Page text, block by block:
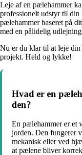
Leje af en pælehammer
professionelt udstyr til
pælehammer baseret på
med en pålidelig
Nu er du klar til at leje
projekt. Held og lykke!
Hvad er en
den?
En pælehammer er et
jorden. Den fungerer
mekanisk eller ved
at pælene bliver